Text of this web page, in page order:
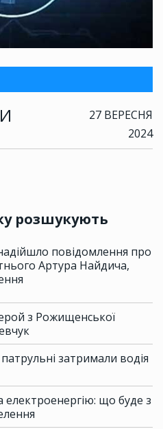
27 ВЕРЕСНЯ
2024
розшукують
повідомлення про
Артура Найдича,
з Рожищенської
затримали водія
електроенергію: що буде з